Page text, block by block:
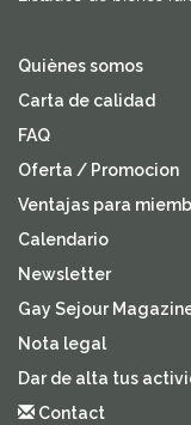
Quiènes somos
Carta de calidad
FAQ
Oferta / Promocion
Ventajas para
Calendario
Newsletter
Gay Sejour
Nota legal
Dar de alta tus
Contact